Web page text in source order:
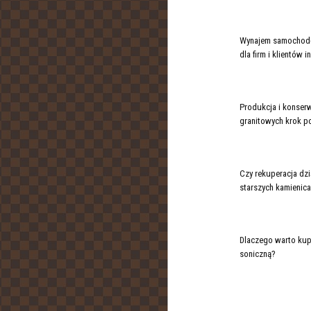
Wynajem
dla firm i klientów
Produkcja i
granitowych krok
Czy rekuperacja
starszych
Dlaczego warto
soniczną?